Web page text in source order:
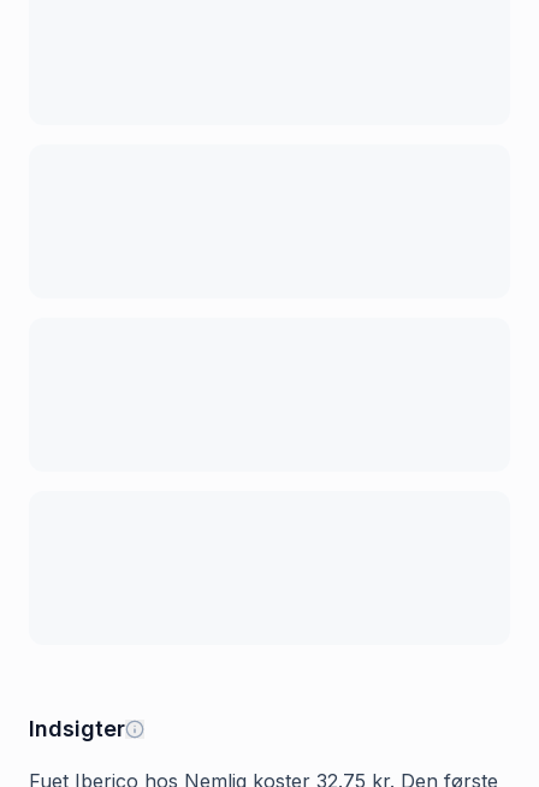
Indsigter
Fuet Iberico hos Nemlig koster 32.75 kr. Den første